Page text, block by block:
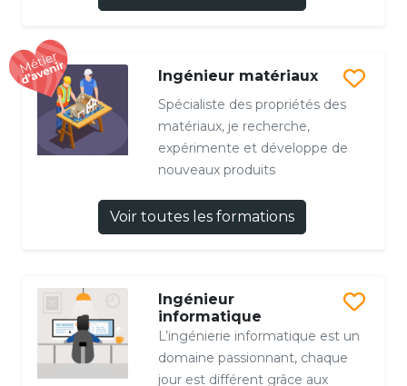
Ingénieur matériaux
Spécialiste des propriétés des
matériaux, je recherche,
expérimente et développe de
nouveaux produits
Voir toutes les formations
Ingénieur
informatique
L’ingénierie informatique est un
domaine passionnant, chaque
jour est différent grâce aux